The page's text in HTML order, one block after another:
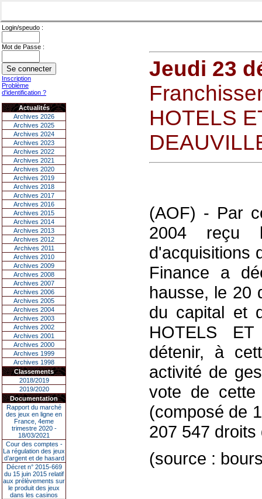
Login/speudo :
Mot de Passe :
Inscription
Problème
d'identification ?
Actualités
Archives 2026
Archives 2025
Archives 2024
Archives 2023
Archives 2022
Archives 2021
Archives 2020
Archives 2019
Archives 2018
Archives 2017
Archives 2016
Archives 2015
Archives 2014
Archives 2013
Archives 2012
Archives 2011
Archives 2010
Archives 2009
Archives 2008
Archives 2007
Archives 2006
Archives 2005
Archives 2004
Archives 2003
Archives 2002
Archives 2001
Archives 2000
Archives 1999
Archives 1998
Classements
2018/2019
2019/2020
Documentation
Rapport du marché
des jeux en ligne en
France, 4eme
trimestre 2020 -
18/03/2021
Cour des comptes -
La régulation des jeux
d’argent et de hasard
Décret n° 2015-669
du 15 juin 2015 relatif
aux prélèvements sur
le produit des jeux
dans les casinos
Jeudi 23
HOTELS
(AOF) - Par
2004 reçu
d'acquisitions
Finance a
hausse, le 20
du capital et
HOTELS
détenir, à
activité de
vote de cette
(composé de
207 547 droits
(source :